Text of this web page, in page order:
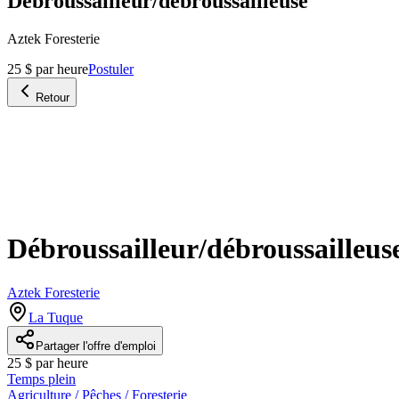
Aztek Foresterie
25 $ par heurePostuler
Retour
Débroussailleur/
Aztek Foresterie
La Tuque
Partager l'offre d'emploi
25 $ par heure
Temps plein
Agriculture / Pêches / Foresterie